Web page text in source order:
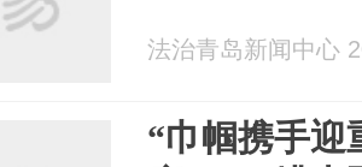
法治青岛新闻中心
“巾帼携手迎